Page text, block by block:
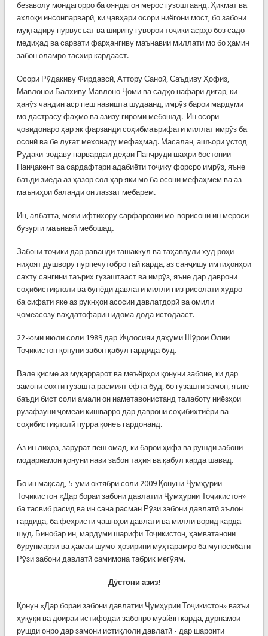
безаволу мондагорро ба ояндагон мерос гузоштаанд. Ҳикмат ва
ахлоқи инсонпарварӣ, ки ҷавҳари осори ниёгони мост, бо забони
муқтадиру пурвусъат ва ширину гуворои тоҷикӣ асрҳо боз садо
медиҳад ва сарвати фарҳангиву маънавии миллати мо бо ҳамин
забон оламро тасхир кардааст.
Осори Рӯдакиву Фирдавсӣ, Аттору Саноӣ, Саъдиву Ҳофиз,
Мавлонои Балхиву Мавлоно Ҷомӣ ва садҳо нафари дигар, ки
ҳанӯз чандин аср пеш навишта шудаанд, имрӯз барои мардуми
мо дастрасу фаҳмо ва азизу гиромӣ мебошад. Ин осори
ҷовидонаро ҳар як фарзанди соҳибмаърифати миллат имрӯз ба
осонӣ ва бе луғат мехонаду мефаҳмад. Масалан, ашъори устод
Рӯдакӣ-зодаву парвардаи деҳаи Панҷрӯди шаҳри бостонии
Панҷакент ва сардафтари адабиёти тоҷику форсро имрӯз, яъне
баъди зиёда аз ҳазор сол ҳар яки мо ба осонӣ мефаҳмем ва аз
маъниҳои баланди он лаззат мебарем.
Ин, албатта, мояи ифтихору сарфарозии мо-ворисони ин мероси
бузурги маънавӣ мебошад.
Забони тоҷикӣ дар раванди ташаккул ва таҳаввули худ роҳи
ниҳоят душвору пурпечутобро тай карда, аз санҷишу имтиҳонҳои
сахту сангини таърих гузаштааст ва имрӯз, яъне дар даврони
соҳибистиқлолӣ ва бунёди давлати миллӣ низ рисолати худро
ба сифати яке аз рукнҳои асосии давлатдорӣ ва омили
ҷомеасозу ваҳдатофарин идома дода истодааст.
22-юми июли соли 1989 дар Иҷлосияи даҳуми Шӯрои Олии
Тоҷикистон қонуни забон қабул гардида буд.
Вале қисме аз муқаррарот ва меъёрҳои қонуни забоне, ки дар
замони сохти гузашта расмият ёфта буд, бо гузашти замон, яъне
баъди бист соли амали он наметавонистанд талаботу ниёзҳои
рӯзафзуни ҷомеаи кишварро дар даврони соҳибихтиёрӣ ва
соҳибистиқлолӣ пурра қонеъ гардонанд.
Аз ин лиҳоз, зарурат пеш омад, ки барои ҳифз ва рушди забони
модариамон қонуни нави забон таҳия ва қабул карда шавад.
Бо ин мақсад, 5-уми октябри соли 2009 Қонуни Ҷумҳурии
Тоҷикистон «Дар бораи забони давлатии Ҷумҳурии Тоҷикистон»
ба тасвиб расид ва ин сана расман Рӯзи забони давлатӣ эълон
гардида, ба феҳристи ҷашнҳои давлатӣ ва миллӣ ворид карда
шуд. Бинобар ин, мардуми шарифи Тоҷикистон, ҳамватанони
бурунмарзӣ ва ҳамаи шумо-ҳозирини муҳтарамро ба муносибати
Рӯзи забони давлатӣ самимона табрик мегӯям.
Дӯстони азиз!
Қонун «Дар бораи забони давлатии Ҷумҳурии Тоҷикистон» вазъи
ҳуқуқӣ ва доираи истифодаи забонро муайян карда, дурнамои
рушди онро дар замони истиқлоли давлатӣ - дар шароити